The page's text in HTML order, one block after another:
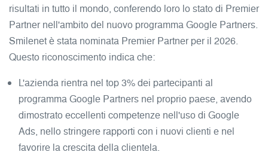
risultati in tutto il mondo, conferendo loro lo stato di Premier
Partner nell'ambito del nuovo programma Google Partners.
Smilenet è stata nominata Premier Partner per il 2026.
Questo riconoscimento indica che:
L'azienda rientra nel top 3% dei partecipanti al
programma Google Partners nel proprio paese, avendo
dimostrato eccellenti competenze nell'uso di Google
Ads, nello stringere rapporti con i nuovi clienti e nel
favorire la crescita della clientela.